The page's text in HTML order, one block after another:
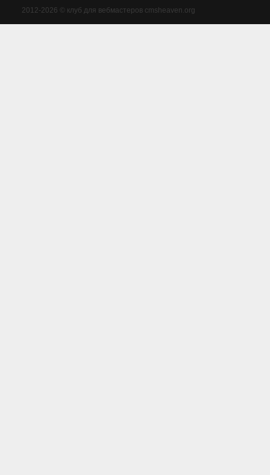
2012-2026 © клуб для вебмастеров cmsheaven.org